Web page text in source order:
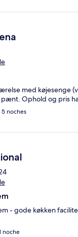
med køjesenge
Ophold og pris
5 noches
- gode køkken
noche